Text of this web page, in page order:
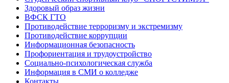
Здоровый образ жизни
ВФСК ГТО
Противодействие терроризму и экстремизму
Противодействие коррупции
Информационная безопасность
Профориентация и трудоустройство
Социально-психологическая служба
Информация в СМИ о колледже
Контакты